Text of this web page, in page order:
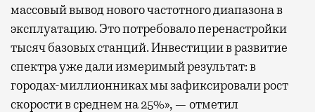
массовый вывод нового частотного диапазона в
эксплуатацию. Это потребовало перенастройки
тысяч базовых станций. Инвестиции в развитие
спектра уже дали измеримый результат: в
городах-миллионниках мы зафиксировали рост
скорости в среднем на 25%», — отметил